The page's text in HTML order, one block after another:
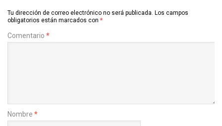
Tu dirección de correo electrónico no será publicada. Los campos
obligatorios están marcados con *
Comentario *
Nombre *